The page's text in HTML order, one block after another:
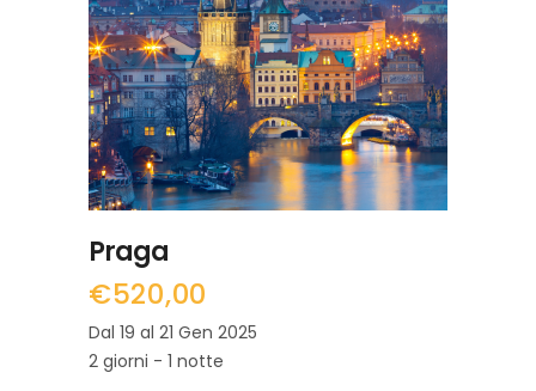
LEGGI TUTTO
Praga
€520,00
Dal 19 al 21 Gen 2025
2 giorni - 1 notte